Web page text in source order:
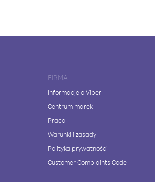
FIRMA
Informacje o Viber
Centrum marek
Praca
Warunki i zasady
Polityka prywatności
Customer Complaints Code